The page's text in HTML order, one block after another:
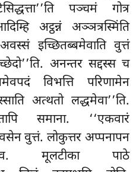
पञ्चमं गोत्र
अट्ठन्नं अञ्ञत्रस्मिंति
इच्छितब्बमेवाति वुत्तं
अनन्तर सद्दस्स च
विभत्ति परिणामेन
अत्थतो लद्धमेवा’’ति.
समाना. ‘‘एकवारं
वुत्तं. लोकुत्तर अप्पनापन
मूलटीका पाठे